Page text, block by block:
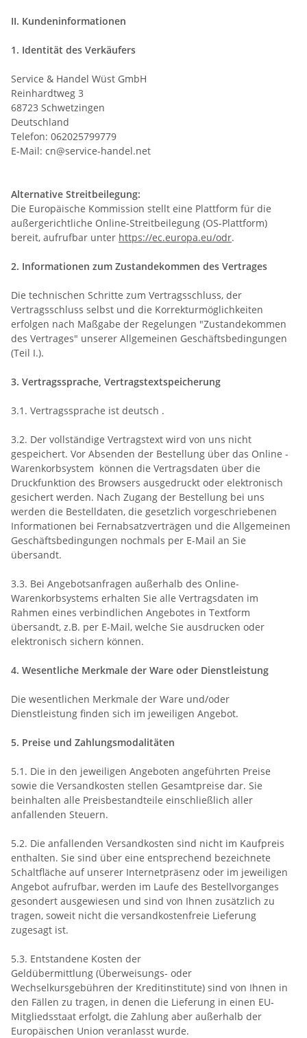
II. Kundeninformationen
1. Identität des Verkäufers
Service & Handel Wüst GmbH
Reinhardtweg 3
68723 Schwetzingen
Deutschland
Telefon: 062025799779
E-Mail: cn@service-handel.net
Alternative Streitbeilegung:
Die Europäische Kommission stellt eine Plattform für die
außergerichtliche Online-Streitbeilegung (OS-Plattform)
bereit, aufrufbar unter https://ec.europa.eu/odr.
2. Informationen zum Zustandekommen des Vertrages
Die technischen Schritte zum Vertragsschluss, der
Vertragsschluss selbst und die Korrekturmöglichkeiten
erfolgen nach Maßgabe der Regelungen "Zustandekommen
des Vertrages" unserer Allgemeinen Geschäftsbedingungen
(Teil I.).
3. Vertragssprache, Vertragstextspeicherung
3.1. Vertragssprache ist deutsch .
3.2. Der vollständige Vertragstext wird von uns nicht
gespeichert. Vor Absenden der Bestellung über das Online -
Warenkorbsystem können die Vertragsdaten über die
Druckfunktion des Browsers ausgedruckt oder elektronisch
gesichert werden. Nach Zugang der Bestellung bei uns
werden die Bestelldaten, die gesetzlich vorgeschriebenen
Informationen bei Fernabsatzverträgen und die Allgemeinen
Geschäftsbedingungen nochmals per E-Mail an Sie
übersandt.
3.3. Bei Angebotsanfragen außerhalb des Online-
Warenkorbsystems erhalten Sie alle Vertragsdaten im
Rahmen eines verbindlichen Angebotes in Textform
übersandt, z.B. per E-Mail, welche Sie ausdrucken oder
elektronisch sichern können.
4. Wesentliche Merkmale der Ware oder Dienstleistung
Die wesentlichen Merkmale der Ware und/oder
Dienstleistung finden sich im jeweiligen Angebot.
5. Preise und Zahlungsmodalitäten
5.1. Die in den jeweiligen Angeboten angeführten Preise
sowie die Versandkosten stellen Gesamtpreise dar. Sie
beinhalten alle Preisbestandteile einschließlich aller
anfallenden Steuern.
5.2. Die anfallenden Versandkosten sind nicht im Kaufpreis
enthalten. Sie sind über eine entsprechend bezeichnete
Schaltfläche auf unserer Internetpräsenz oder im jeweiligen
Angebot aufrufbar, werden im Laufe des Bestellvorganges
gesondert ausgewiesen und sind von Ihnen zusätzlich zu
tragen, soweit nicht die versandkostenfreie Lieferung
zugesagt ist.
5.3. Entstandene Kosten der
Geldübermittlung (Überweisungs- oder
Wechselkursgebühren der Kreditinstitute) sind von Ihnen in
den Fällen zu tragen, in denen die Lieferung in einen EU-
Mitgliedsstaat erfolgt, die Zahlung aber außerhalb der
Europäischen Union veranlasst wurde.